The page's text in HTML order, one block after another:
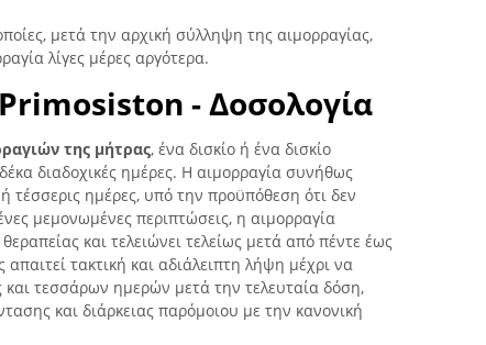
μετά την αρχική σύλληψη της αιμορραγίας,
λίγες μέρες αργότερα.
- Δοσολογία
της μήτρας, ένα δισκίο ή ένα δισκίο
διαδοχικές ημέρες. Η αιμορραγία συνήθως
τέσσερις ημέρες, υπό την προϋπόθεση ότι δεν
μεμονωμένες περιπτώσεις, η αιμορραγία
και τελειώνει τελείως μετά από πέντε έως
τακτική και αδιάλειπτη λήψη μέχρι να
και τεσσάρων ημερών μετά την τελευταία δόση,
και διάρκειας παρόμοιου με την κανονική